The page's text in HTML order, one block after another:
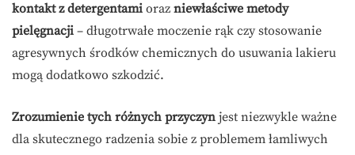
kontakt z detergentami oraz niewłaściwe metody
pielęgnacji – długotrwałe moczenie rąk czy stosowanie
agresywnych środków chemicznych do usuwania lakieru
mogą dodatkowo szkodzić.
Zrozumienie tych różnych przyczyn jest niezwykle ważne
dla skutecznego radzenia sobie z problemem łamliwych